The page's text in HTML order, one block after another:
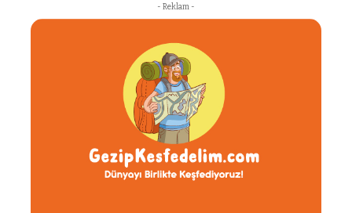
- Reklam -